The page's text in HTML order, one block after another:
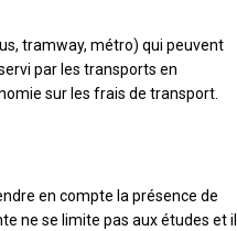
tramway, métro) qui peuvent
par les transports en
sur les frais de transport.
en compte la présence de
ne se limite pas aux études et il